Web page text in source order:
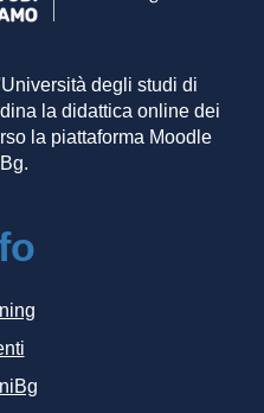
degli studi di
la didattica online dei
la piattaforma Moodle